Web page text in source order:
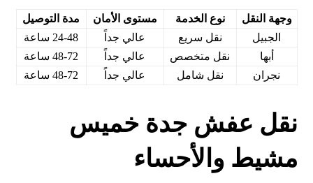
وجهة النقل نوع الخدمة مستوى الأمان
مدة التوصيل
الجبيل
نقل سريع عالي جداً
24-48 ساعة
أبها
نقل متخصص عالي جداً
48-72 ساعة
نجران
نقل شامل عالي جداً 48-72 ساعة
نقل عفش جدة خميس
مشيط والأحساء